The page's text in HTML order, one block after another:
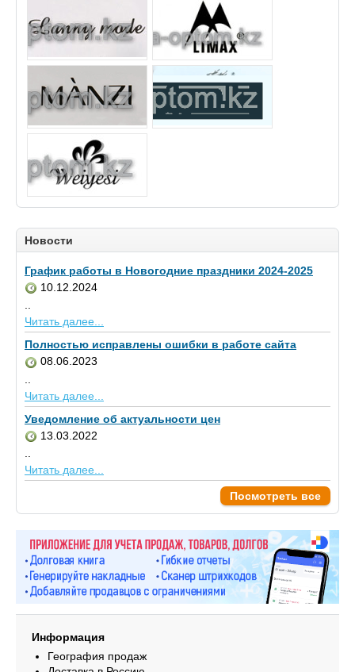
Новости
График работы в Новогодние праздники 2024-2025
10.12.2024
..
Читать далее...
Полностью исправлены ошибки в работе сайта
08.06.2023
Читать далее...
Уведомление об актуальности цен
13.03.2022
Читать далее...
Посмотреть все
Информация
География продаж